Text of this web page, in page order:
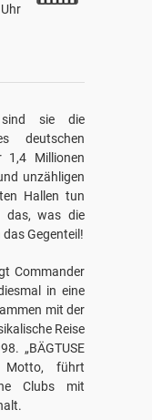
sie die
deutschen
1,4 Millionen
unzähligen
Hallen tun
das, was die
Gegenteil!
Commander
in eine
mit der
Reise
„BÄGTUSE
führt
Clubs mit